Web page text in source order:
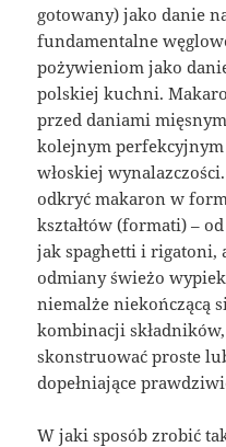
gotowany) jako danie
fundamentalne
pożywieniom jako
polskiej kuchni.
przed daniami
kolejnym perfekcyjnym
włoskiej
odkryć makaron w
kształtów (formati) –
jak spaghetti i rigatoni,
odmiany świeżo
niemalże niekończącą
kombinacji
skonstruować proste
dopełniające
W jaki sposób zrobić